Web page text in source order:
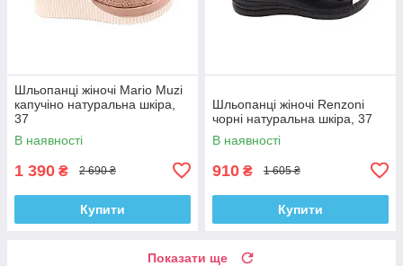
Шльопанці жіночі Mario Muzi
капучіно натуральна шкіра,
37
В наявності
1 390 ₴ 2 690 ₴
Купити
Шльопанці жіночі Renzoni
чорні натуральна шкіра, 37
В наявності
910 ₴ 1 605 ₴
Купити
Показати ще